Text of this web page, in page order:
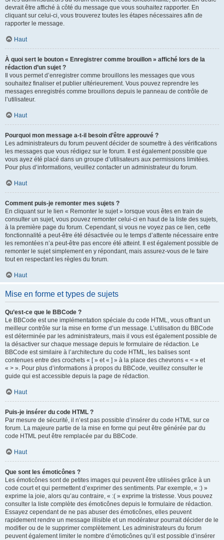
devrait être affiché à côté du message que vous souhaitez rapporter. En
cliquant sur celui-ci, vous trouverez toutes les étapes nécessaires afin de
rapporter le message.
Haut
À quoi sert le bouton « Enregistrer comme brouillon » affiché lors de la
rédaction d’un sujet ?
Il vous permet d’enregistrer comme brouillons les messages que vous
souhaitez finaliser et publier ultérieurement. Vous pouvez reprendre les
messages enregistrés comme brouillons depuis le panneau de contrôle de
l’utilisateur.
Haut
Pourquoi mon message a-t-il besoin d’être approuvé ?
Les administrateurs du forum peuvent décider de soumettre à des vérifications
les messages que vous rédigez sur le forum. Il est également possible que
vous ayez été placé dans un groupe d’utilisateurs aux permissions limitées.
Pour plus d’informations, veuillez contacter un administrateur du forum.
Haut
Comment puis-je remonter mes sujets ?
En cliquant sur le lien « Remonter le sujet » lorsque vous êtes en train de
consulter un sujet, vous pouvez remonter celui-ci en haut de la liste des sujets,
à la première page du forum. Cependant, si vous ne voyez pas ce lien, cette
fonctionnalité a peut-être été désactivée ou le temps d’attente nécessaire entre
les remontées n’a peut-être pas encore été atteint. Il est également possible de
remonter le sujet simplement en y répondant, mais assurez-vous de le faire
tout en respectant les règles du forum.
Haut
Mise en forme et types de sujets
Qu’est-ce que le BBCode ?
Le BBCode est une implémentation spéciale du code HTML, vous offrant un
meilleur contrôle sur la mise en forme d’un message. L’utilisation du BBCode
est déterminée par les administrateurs, mais il vous est également possible de
la désactiver sur chaque message depuis le formulaire de rédaction. Le
BBCode est similaire à l’architecture du code HTML, les balises sont
contenues entre des crochets « [ » et « ] » à la place des chevrons « < » et
« > ». Pour plus d’informations à propos du BBCode, veuillez consulter le
guide qui est accessible depuis la page de rédaction.
Haut
Puis-je insérer du code HTML ?
Par mesure de sécurité, il n’est pas possible d’insérer du code HTML sur ce
forum. La majeure partie de la mise en forme qui peut être générée par du
code HTML peut être remplacée par du BBCode.
Haut
Que sont les émoticônes ?
Les émoticônes sont de petites images qui peuvent être utilisées grâce à un
code court et qui permettent d’exprimer des sentiments. Par exemple, « :) »
exprime la joie, alors qu’au contraire, « :( » exprime la tristesse. Vous pouvez
consulter la liste complète des émoticônes depuis le formulaire de rédaction.
Essayez cependant de ne pas abuser des émoticônes, elles peuvent
rapidement rendre un message illisible et un modérateur pourrait décider de le
modifier ou de le supprimer complètement. Les administrateurs du forum
peuvent également limiter le nombre d’émoticônes qu’il est possible d’insérer